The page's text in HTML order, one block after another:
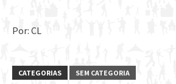
Por: CL
CATEGORIAS SEM CATEGORIA